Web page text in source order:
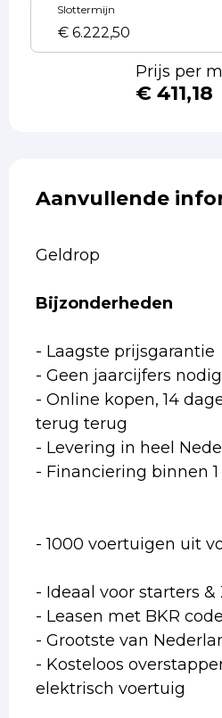
Slottermijn
Prijs per
€ 411,18
Aanvullende
Geldrop
Bijzonderheden
- Laagste prijsgarantie
- Geen jaarcijfers nodig
- Online kopen, 14
terug terug
- Levering in heel
- Financiering binnen 1
- 1000 voertuigen uit
- Ideaal voor starters &
- Leasen met BKR
- Grootste van
- Kosteloos
elektrisch voertuig